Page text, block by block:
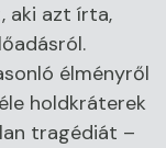
aki azt írta,
élményről
holdkráterek
tragédiát –